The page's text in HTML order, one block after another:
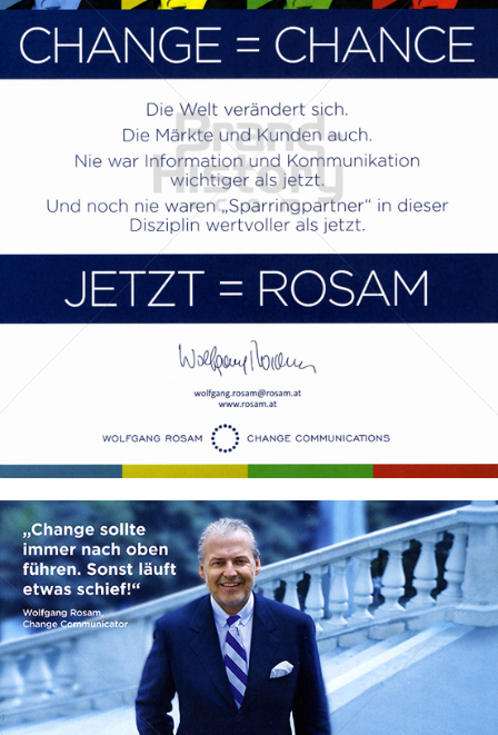
ROSAM CHANGE COMMUNICATIONS
ROSAM CHANGE COMMUNICATIONS GMBH
2009